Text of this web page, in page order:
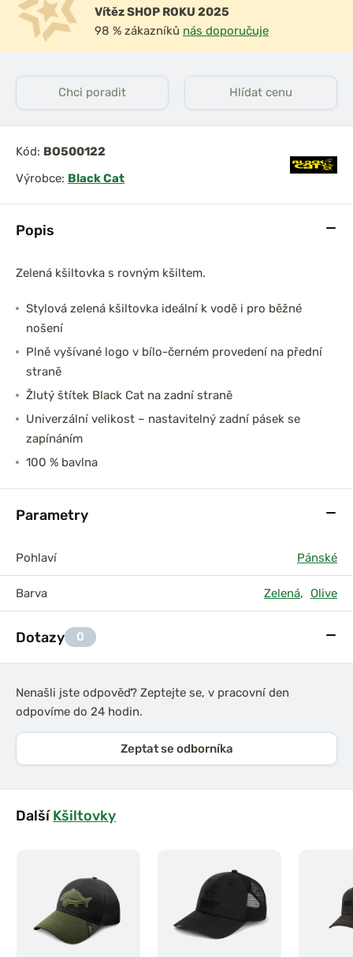
Popis
Zelená kšiltovka s rovným kšiltem.
Stylová zelená kšiltovka ideální k vodě i pro běžné
nošení
Plně vyšívané logo v bílo-černém provedení na přední
straně
Žlutý štítek Black Cat na zadní straně
Univerzální velikost – nastavitelný zadní pásek se
zapínáním
100 % bavlna
Parametry
Pohlaví Pánské
Barva Zelená, Olive
Dotazy 0
Nenašli jste odpověď? Zeptejte se, v pracovní den
odpovíme do 24 hodin.
Zeptat se odborníka
DalšíKšiltovky
Vítěz SHOP ROKU 2025
98 % zákazníků nás doporučuje
Chci poradit Hlídat cenu
Kód: BO500122
Výrobce: Black Cat